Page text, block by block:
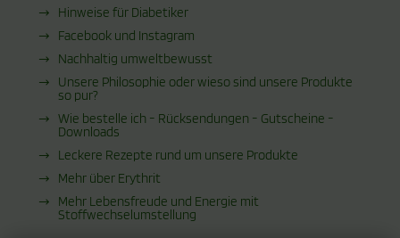
Hinweise für Diabetiker
Facebook und Instagram
Nachhaltig umweltbewusst
Unsere Philosophie oder wieso sind unsere Produkte
so pur?
Wie bestelle ich - Rücksendungen - Gutscheine -
Downloads
Leckere Rezepte rund um unsere Produkte
Mehr über Erythrit
Mehr Lebensfreude und Energie mit
Stoffwechselumstellung